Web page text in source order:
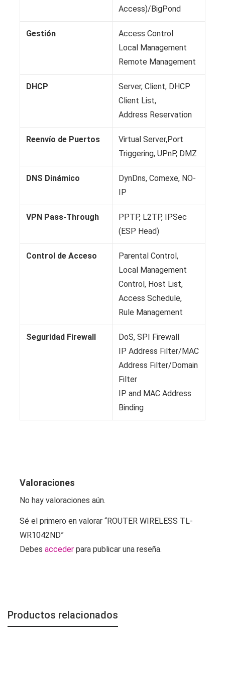
Access)/BigPond
Gestión
Access Control
Local Management
Remote Management
DHCP
Server, Client, DHCP
Client List,
Address Reservation
Reenvío de Puertos
Virtual Server,Port
Triggering, UPnP, DMZ
DNS Dinámico
DynDns, Comexe, NO-
IP
VPN Pass-Through
PPTP, L2TP, IPSec
(ESP Head)
Control de Acceso
Parental Control,
Local Management
Control, Host List,
Access Schedule,
Rule Management
Seguridad Firewall
DoS, SPI Firewall
IP Address Filter/MAC
Address Filter/Domain
Filter
IP and MAC Address
Binding
Valoraciones
No hay valoraciones aún.
Sé el primero en valorar “ROUTER WIRELESS TL-
WR1042ND”
Debes acceder para publicar una reseña.
Productos relacionados